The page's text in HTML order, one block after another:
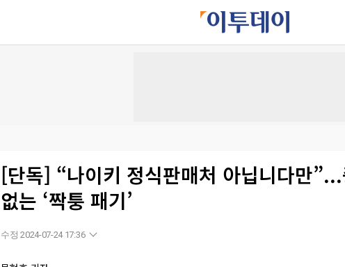
[단독] “나이키 정식판매처 아닙니다만
없는 ‘짝퉁 패기’
수정 2024-07-24 17:36